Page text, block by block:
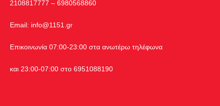
2108817777 – 6980568860
Εmail: info@1151.gr
Επικοινωνία 07:00-23:00 στα ανωτέρω τηλέφωνα
και 23:00-07:00 στο 6951088190